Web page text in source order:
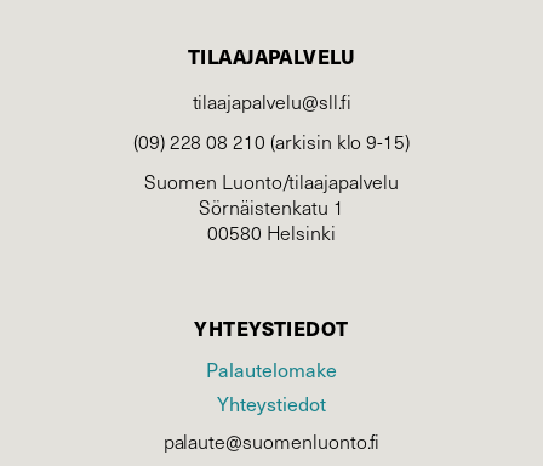
TILAAJAPALVELU
tilaajapalvelu@sll.fi
(09) 228 08 210 (arkisin klo 9-15)
Suomen Luonto/tilaajapalvelu
Sörnäistenkatu 1
00580 Helsinki
YHTEYSTIEDOT
Palautelomake
Yhteystiedot
palaute@suomenluonto.fi